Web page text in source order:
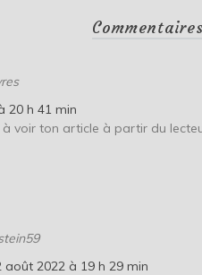
20 h 41 min
à voir ton article à partir du
août 2022 à 19 h 29 min